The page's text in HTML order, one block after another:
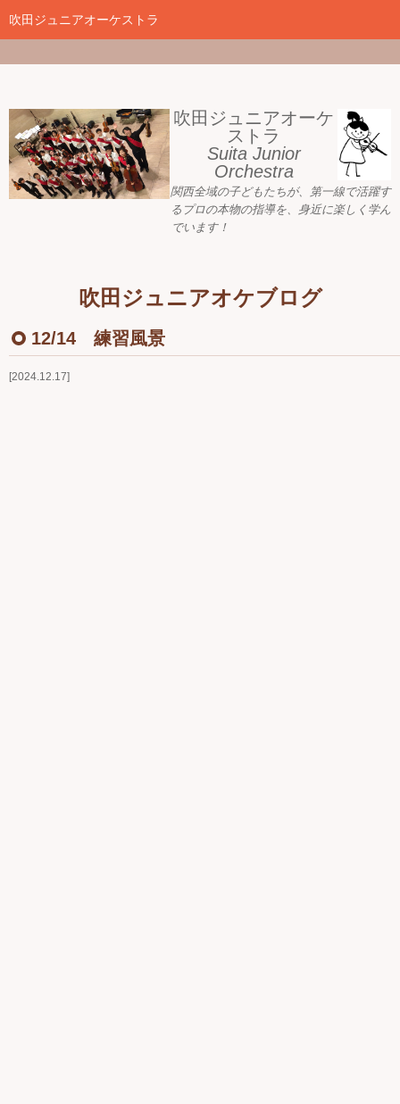
verification=nW1XDOjsXUeBk5Tr0WL2kTnlmTP78udH3yRHAbTSBv8
吹田ジュニアオーケストラ
吹田ジュニアオーケ
ストラ
Suita Junior
Orchestra
関西全域の子どもたちが、
第一線で活躍す
るプロの本物の指導を、身近に楽しく学ん
でいます！
ホーム
新着情報
活動目標
指導者ご紹介
プレジュニア クラス
練習会場
アーカイブ
吹田ジュニアオケブログ
2024.12.17
12/14 練習風景